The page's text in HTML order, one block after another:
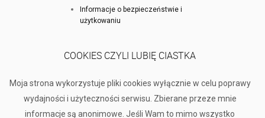
Informacje o bezpieczeństwie i
użytkowaniu
COOKIES CZYLI LUBIĘ CIASTKA
Moja strona wykorzystuje pliki cookies wyłącznie w celu poprawy
wydajności i użyteczności serwisu. Zbierane przeze mnie
informacje są anonimowe. Jeśli Wam to mimo wszystko